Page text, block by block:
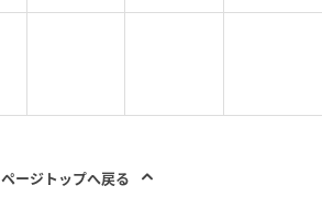
ページトップへ戻る